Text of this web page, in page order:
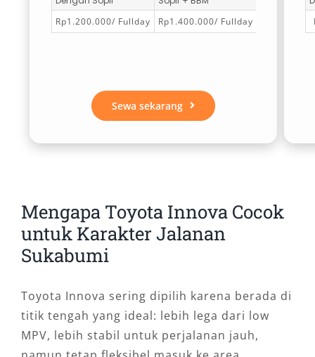
Rp1.200.000/ Fullday
Rp1.400.000/ Fullday
Sewa sekarang
Mengapa Toyota Innova Cocok
untuk Karakter Jalanan
Sukabumi
Toyota Innova sering dipilih karena berada di
titik tengah yang ideal: lebih lega dari low
MPV, lebih stabil untuk perjalanan jauh,